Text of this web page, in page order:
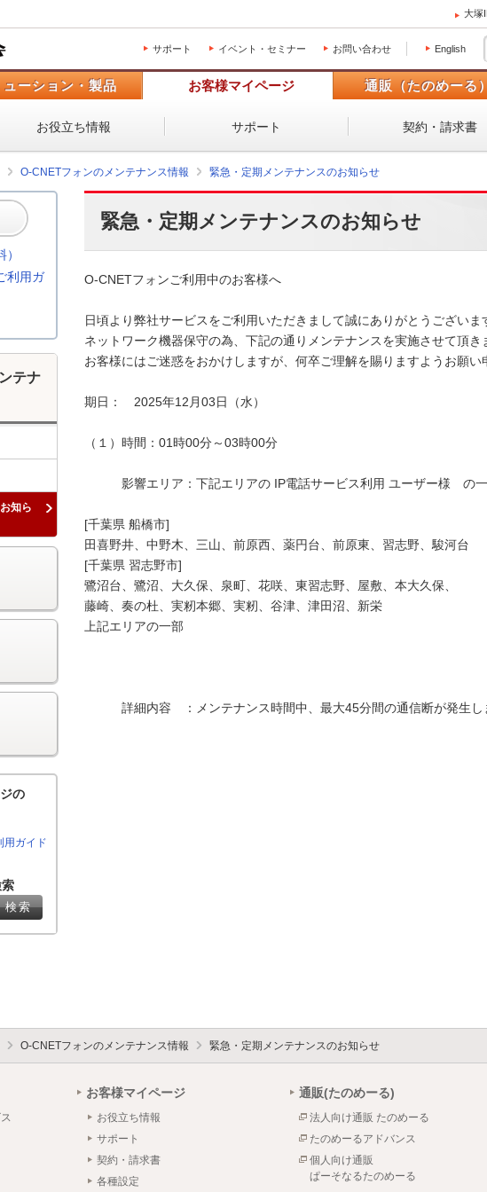
大塚
サポート イベント・セミナー お問い合わせ English
ューション・製品 お客様マイページ 通販（たのめーる）
お役立ち情報 サポート 契約・請求書
O-CNETフォンのメンテナンス情報 緊急・定期メンテナンスのお知らせ
緊急・定期メンテナンスのお知らせ
O-CNETフォンご利用中のお客様へ
日頃より弊社サービスをご利用いただきまして誠にありがとうございま
ネットワーク機器保守の為、下記の通りメンテナンスを実施させて頂き
お客様にはご迷惑をおかけしますが、何卒ご理解を賜りますようお願い
期日：　2025年12月03日（水）
（１）時間：01時00分～03時00分
影響エリア：下記エリアの IP電話サービス利用 ユーザー様　の
[千葉県 船橋市]
田喜野井、中野木、三山、前原西、薬円台、前原東、習志野、駿河台
[千葉県 習志野市]
鷺沼台、鷺沼、大久保、泉町、花咲、東習志野、屋敷、本大久保、
藤崎、奏の杜、実籾本郷、実籾、谷津、津田沼、新栄
上記エリアの一部
詳細内容　：メンテナンス時間中、最大45分間の通信断が発生し
利用ガ
テナ
知ら
の
ガイド
O-CNETフォンのメンテナンス情報 緊急・定期メンテナンスのお知らせ
お客様マイページ
お役立ち情報
サポート
契約・請求書
各種設定
通販(たのめーる)
法人向け通販 たのめーる
たのめーるアドバンス
個人向け通販
ぱーそなるたのめーる